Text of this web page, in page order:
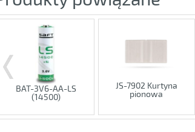
BAT-3V6-AA-LS
(14500)
JS-7902 Kurtyna
pionowa